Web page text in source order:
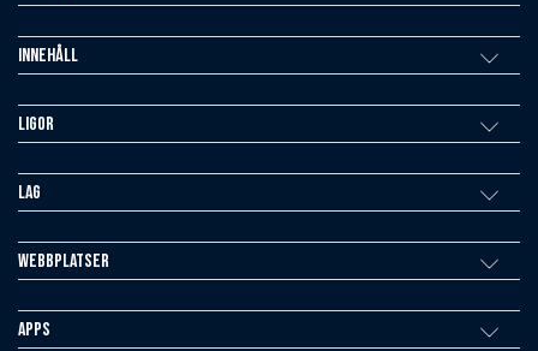
Innehåll
Ligor
Lag
Webbplatser
Apps